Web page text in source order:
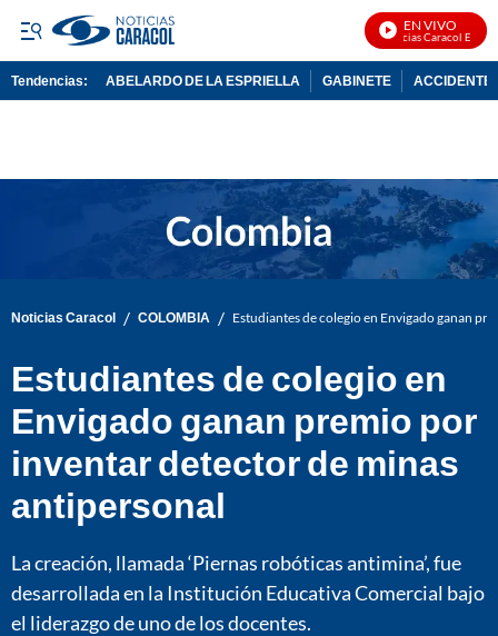
EN VIVO
Noticias Caracol En Vivo
Tendencias: ABELARDO DE LA ESPRIELLA GABINETE ACCIDENTE
Noticias Caracol / COLOMBIA / Estudiantes de colegio en Envigado ganan
Estudiantes de colegio en
Envigado ganan premio por
inventar detector de minas
antipersonal
La creación, llamada ‘Piernas robóticas antimina’, fue
desarrollada en la Institución Educativa Comercial bajo
el liderazgo de uno de los docentes.